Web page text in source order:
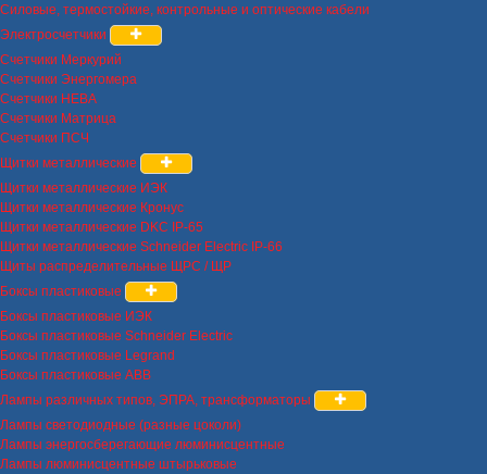
Силовые, термостойкие, контрольные и оптические кабели
Электросчетчики
Счетчики Меркурий
Счетчики Энергомера
Счетчики НЕВА
Счетчики Матрица
Счетчики ПСЧ
Щитки металлические
Щитки металлические ИЭК
Щитки металлические Кронус
Щитки металлические DKC IP-65
Щитки металлические Schneider Electric IP-66
Щиты распределительные ЩРС / ЩР
Боксы пластиковые
Боксы пластиковые ИЭК
Боксы пластиковые Schneider Electric
Боксы пластиковые Legrand
Боксы пластиковые ABB
Лампы различных типов, ЭПРА, трансформаторы
Лампы светодиодные (разные цоколи)
Лампы энергосберегающие люминисцентные
Лампы люминисцентные штырьковые